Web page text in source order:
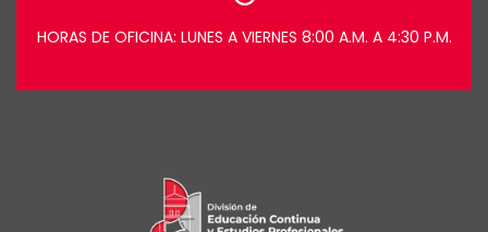
HORAS DE OFICINA: LUNES A VIERNES 8:00 A.M. A 4:30 P.M.